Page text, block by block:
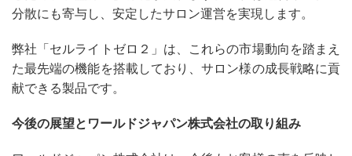
分散にも寄与し、安定したサロン運営を実現します。
弊社「セルライトゼロ２」は、これらの市場動向を踏まえ
た最先端の機能を搭載しており、サロン様の成長戦略に貢
献できる製品です。
今後の展望とワールドジャパン株式会社の取り組み